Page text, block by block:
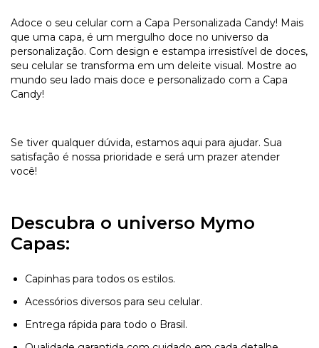
Adoce o seu celular com a Capa Personalizada Candy! Mais
que uma capa, é um mergulho doce no universo da
personalização. Com design e estampa irresistível de doces,
seu celular se transforma em um deleite visual. Mostre ao
mundo seu lado mais doce e personalizado com a Capa
Candy!
Se tiver qualquer dúvida, estamos aqui para ajudar. Sua
satisfação é nossa prioridade e será um prazer atender
você!
Descubra o universo Mymo
Capas:
Capinhas para todos os estilos.
Acessórios diversos para seu celular.
Entrega rápida para todo o Brasil.